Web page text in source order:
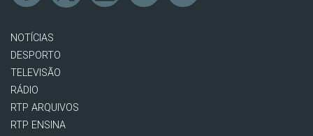
NOTÍCIAS
DESPORTO
TELEVISÃO
RÁDIO
RTP ARQUIVOS
RTP ENSINA